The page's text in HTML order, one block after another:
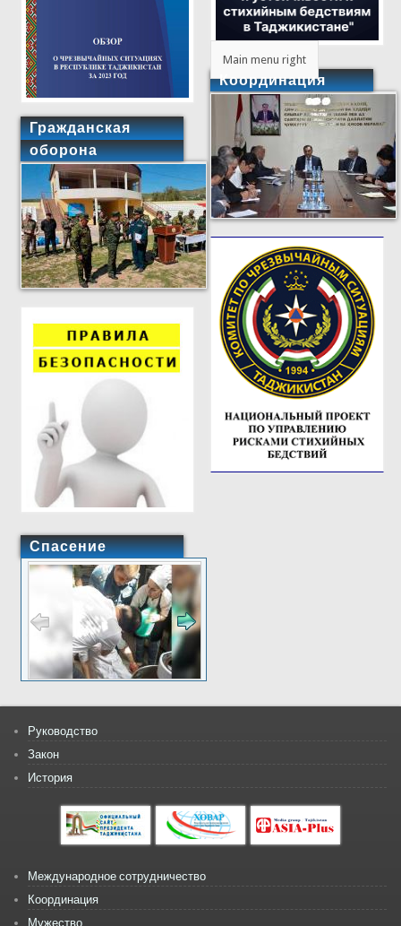
Гражданская
оборона
Спасение
Main menu right
Координация
Руководство
Закон
История
Международное сотрудничество
Координация
Мужество